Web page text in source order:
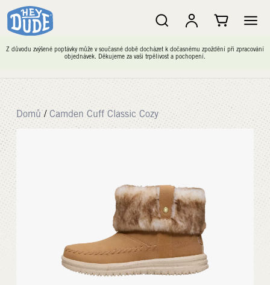
Z důvodu zvýšené poptávky může v současné době docházet k dočasnému zpoždění při zpracování
objednávek. Děkujeme za vaši trpělivost a pochopení.
Domů / Camden Cuff Classic Cozy